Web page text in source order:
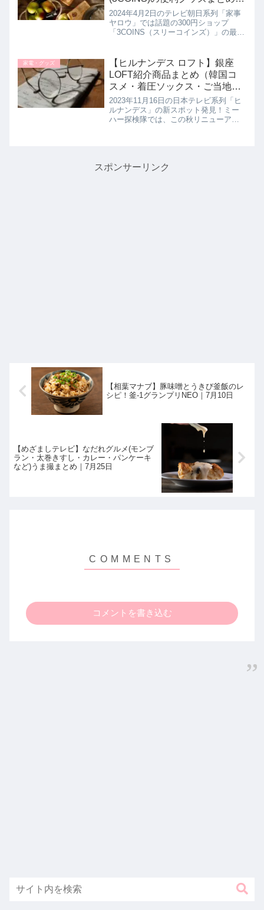
4月2日
2024年4月2日のテレビ朝日系列「家事
ヤロウ」では話題の300円ショップ
「3COINS（スリーコインズ）」の最新
んの活用方法とともに詳しく紹介しま
す。>>家事ヤロウ記事...
家電・グッズ
【ヒルナンデス ロフト】銀座
LOFT紹介商品まとめ（韓国コ
スメ・着圧ソックス・ご当地土
産など）11月16日
2023年11月16日の日本テレビ系列「ヒ
ルナンデス」の新スポット発見！ミー
ハー探検隊では、この秋リニューアル
スポンサーリンク
【相葉マナブ】豚味噌とうきび釜飯のレ
シピ！釜-1グランプリNEO｜7月10日
【めざましテレビ】なだれグルメ(モンブ
ラン・太巻きすし・カレー・パンケーキ
など)うま撮まとめ｜7月25日
コメントを書き込む